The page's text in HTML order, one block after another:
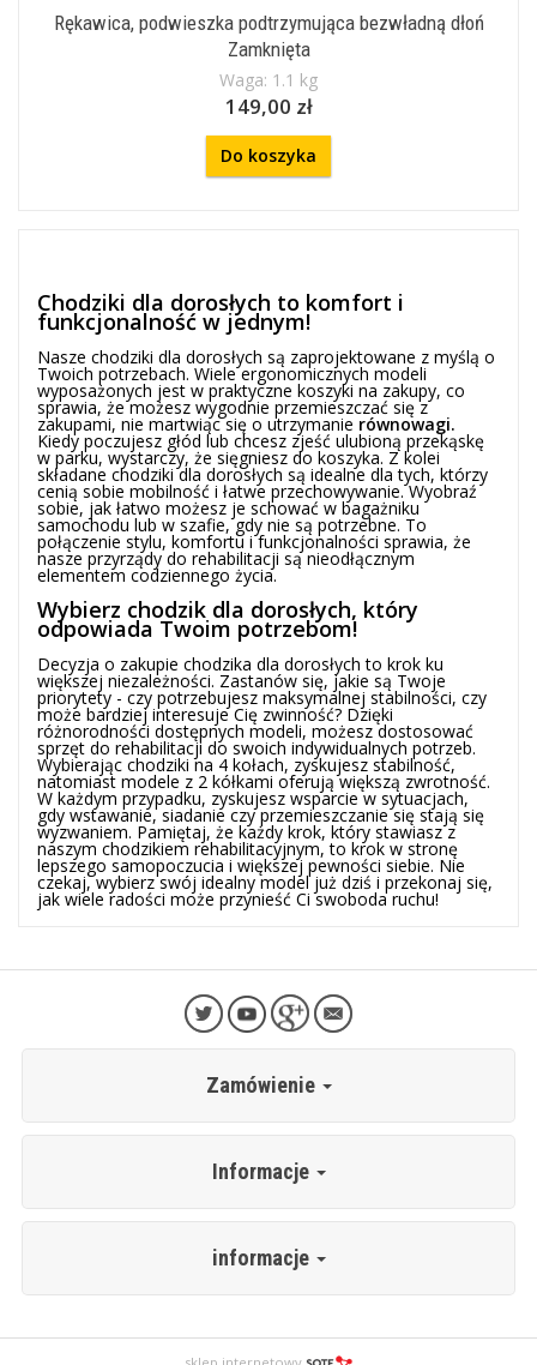
Rękawica, podwieszka podtrzymująca bezwładną dłoń
Zamknięta
Waga: 1.1 kg
149,00 zł
Do koszyka
Chodziki dla dorosłych to komfort i
funkcjonalność w jednym!
Nasze chodziki dla dorosłych są zaprojektowane z myślą o
Twoich potrzebach. Wiele ergonomicznych modeli
wyposażonych jest w praktyczne koszyki na zakupy, co
sprawia, że możesz wygodnie przemieszczać się z
zakupami, nie martwiąc się o utrzymanie równowagi.
Kiedy poczujesz głód lub chcesz zjeść ulubioną przekąskę
w parku, wystarczy, że sięgniesz do koszyka. Z kolei
składane chodziki dla dorosłych są idealne dla tych, którzy
cenią sobie mobilność i łatwe przechowywanie. Wyobraź
sobie, jak łatwo możesz je schować w bagażniku
samochodu lub w szafie, gdy nie są potrzebne. To
połączenie stylu, komfortu i funkcjonalności sprawia, że
nasze przyrządy do rehabilitacji są nieodłącznym
elementem codziennego życia.
Wybierz chodzik dla dorosłych, który
odpowiada Twoim potrzebom!
Decyzja o zakupie chodzika dla dorosłych to krok ku
większej niezależności. Zastanów się, jakie są Twoje
priorytety - czy potrzebujesz maksymalnej stabilności, czy
może bardziej interesuje Cię zwinność? Dzięki
różnorodności dostępnych modeli, możesz dostosować
sprzęt do rehabilitacji do swoich indywidualnych potrzeb.
Wybierając chodziki na 4 kołach, zyskujesz stabilność,
natomiast modele z 2 kółkami oferują większą zwrotność.
W każdym przypadku, zyskujesz wsparcie w sytuacjach,
gdy wstawanie, siadanie czy przemieszczanie się stają się
wyzwaniem. Pamiętaj, że każdy krok, który stawiasz z
naszym chodzikiem rehabilitacyjnym, to krok w stronę
lepszego samopoczucia i większej pewności siebie. Nie
czekaj, wybierz swój idealny model już dziś i przekonaj się,
jak wiele radości może przynieść Ci swoboda ruchu!
Zamówienie
Informacje
informacje